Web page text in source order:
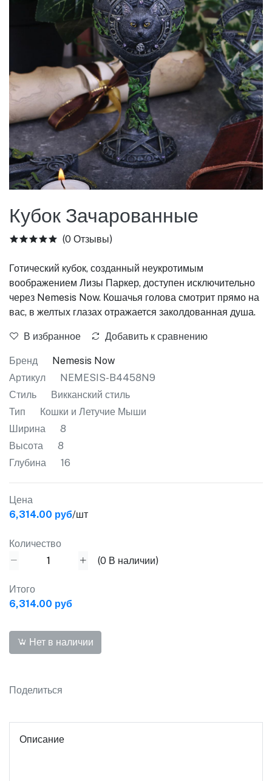
Кубок Зачарованные
(0 Отзывы)
Готический кубок, созданный неукротимым
воображением Лизы Паркер, доступен исключительно
через Nemesis Now. Кошачья голова смотрит прямо на
вас, в желтых глазах отражается заколдованная душа.
В избранное Добавить к сравнению
Бренд
Nemesis Now
Артикул
NEMESIS-B4458N9
Стиль
Викканский стиль
Тип
Кошки и Летучие Мыши
Ширина
8
Высота
8
Глубина
16
Цена
6,314.00 руб/шт
Количество
(0 В наличии)
Итого
6,314.00 руб
Нет в наличии
Поделиться
Описание